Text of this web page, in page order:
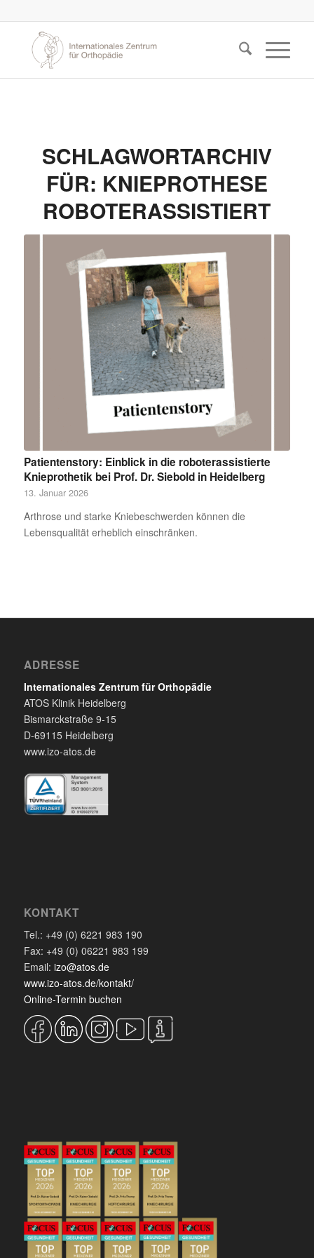
SCHLAGWORTARCHIV
FÜR: KNIEPROTHESE
ROBOTERASSISTIERT
Patientenstory: Einblick in die roboterassistierte
Knieprothetik bei Prof. Dr. Siebold in Heidelberg
13. Januar 2026
Arthrose und starke Kniebeschwerden können die
Lebensqualität erheblich einschränken.
ADRESSE
Internationales Zentrum für Orthopädie
ATOS Klinik Heidelberg
Bismarckstraße 9-15
D-69115 Heidelberg
www.izo-atos.de
KONTAKT
Tel.: +49 (0) 6221 983 190
Fax: +49 (0) 06221 983 199
Email: izo@atos.de
www.izo-atos.de/kontakt/
Online-Termin buchen